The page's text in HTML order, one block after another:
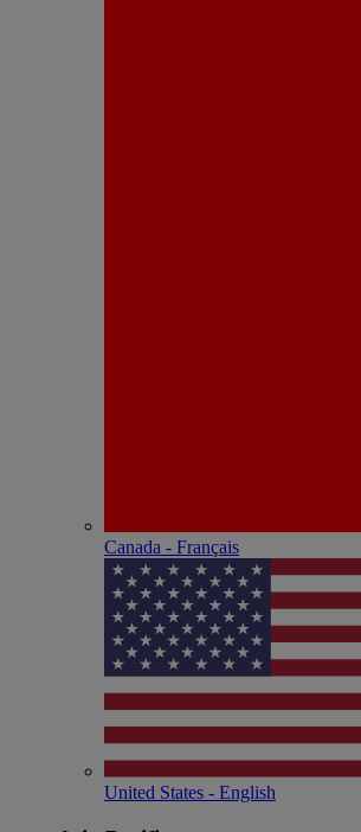
Canada - Français
United States - English